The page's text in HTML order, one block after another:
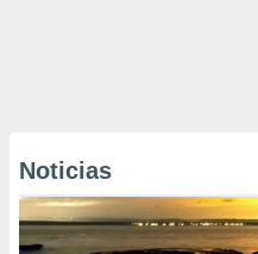
Noticias